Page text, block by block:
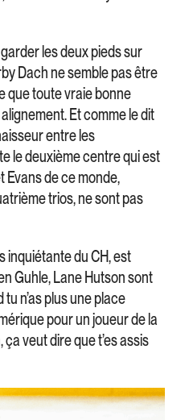
les deux pieds sur
Dach ne semble pas être
que toute vraie bonne
Et comme le dit
entre les
le deuxième centre qui est
Evans de ce monde,
trios, ne sont pas
inquiétante du CH, est
Guhle, Lane Hutson sont
n’as plus une place
pour un joueur de la
veut dire que t’es assis